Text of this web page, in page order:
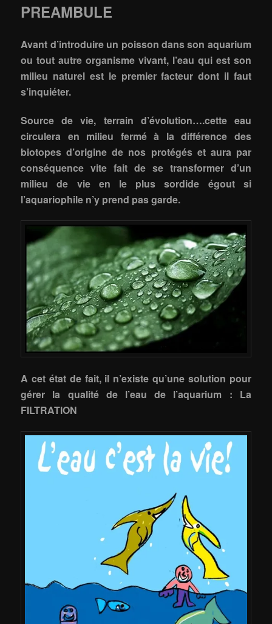
PREAMBULE
Avant d’introduire un poisson dans son aquarium
ou tout autre organisme vivant, l’eau qui est son
milieu naturel est le premier facteur dont il faut
s’inquiéter.
Source de vie, terrain d’évolution….cette eau
circulera en milieu fermé à la différence des
biotopes d’origine de nos protégés et aura par
conséquence vite fait de se transformer d’un
milieu de vie en le plus sordide égout si
l’aquariophile n’y prend pas garde.
A cet état de fait, il n’existe qu’une solution pour
gérer la qualité de l’eau de l’aquarium : La
FILTRATION